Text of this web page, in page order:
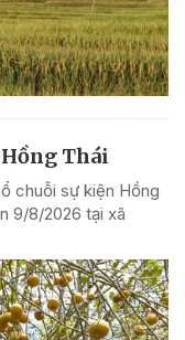
Thái
chuỗi sự kiện Hồng
9/8/2026 tại xã